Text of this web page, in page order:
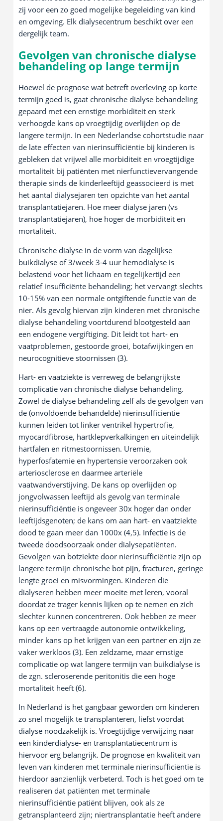
zij voor een zo goed mogelijke begeleiding van kind
en omgeving. Elk dialysecentrum beschikt over een
dergelijk team.
Gevolgen van chronische dialyse
behandeling op lange termijn
Hoewel de prognose wat betreft overleving op korte
termijn goed is, gaat chronische dialyse behandeling
gepaard met een ernstige morbiditeit en sterk
verhoogde kans op vroegtijdig overlijden op de
langere termijn. In een Nederlandse cohortstudie naar
de late effecten van nierinsufficiëntie bij kinderen is
gebleken dat vrijwel alle morbiditeit en vroegtijdige
mortaliteit bij patiënten met nierfunctievervangende
therapie sinds de kinderleeftijd geassocieerd is met
het aantal dialysejaren ten opzichte van het aantal
transplantatiejaren. Hoe meer dialyse jaren (vs
transplantatiejaren), hoe hoger de morbiditeit en
mortaliteit.
Chronische dialyse in de vorm van dagelijkse
buikdialyse of 3/week 3-4 uur hemodialyse is
belastend voor het lichaam en tegelijkertijd een
relatief insufficiënte behandeling; het vervangt slechts
10-15% van een normale ontgiftende functie van de
nier. Als gevolg hiervan zijn kinderen met chronische
dialyse behandeling voortdurend blootgesteld aan
een endogene vergiftiging. Dit leidt tot hart- en
vaatproblemen, gestoorde groei, botafwijkingen en
neurocognitieve stoornissen (3).
Hart- en vaatziekte is verreweg de belangrijkste
complicatie van chronische dialyse behandeling.
Zowel de dialyse behandeling zelf als de gevolgen van
de (onvoldoende behandelde) nierinsufficiëntie
kunnen leiden tot linker ventrikel hypertrofie,
myocardfibrose, hartklepverkalkingen en uiteindelijk
hartfalen en ritmestoornissen. Uremie,
hyperfosfatemie en hypertensie veroorzaken ook
arteriosclerose en daarmee arteriële
vaatwandverstijving. De kans op overlijden op
jongvolwassen leeftijd als gevolg van terminale
nierinsufficiëntie is ongeveer 30x hoger dan onder
leeftijdsgenoten; de kans om aan hart- en vaatziekte
dood te gaan meer dan 1000x (4,5). Infectie is de
tweede doodsoorzaak onder dialysepatiënten.
Gevolgen van botziekte door nierinsufficiëntie zijn op
langere termijn chronische bot pijn, fracturen, geringe
lengte groei en misvormingen. Kinderen die
dialyseren hebben meer moeite met leren, vooral
doordat ze trager kennis lijken op te nemen en zich
slechter kunnen concentreren. Ook hebben ze meer
kans op een vertraagde autonomie ontwikkeling,
minder kans op het krijgen van een partner en zijn ze
vaker werkloos (3). Een zeldzame, maar ernstige
complicatie op wat langere termijn van buikdialyse is
de zgn. scleroserende peritonitis die een hoge
mortaliteit heeft (6).
In Nederland is het gangbaar geworden om kinderen
zo snel mogelijk te transplanteren, liefst voordat
dialyse noodzakelijk is. Vroegtijdige verwijzing naar
een kinderdialyse- en transplantatiecentrum is
hiervoor erg belangrijk. De prognose en kwaliteit van
leven van kinderen met terminale nierinsufficiëntie is
hierdoor aanzienlijk verbeterd. Toch is het goed om te
realiseren dat patiënten met terminale
nierinsufficiëntie patiënt blijven, ook als ze
getransplanteerd zijn; niertransplantatie heeft andere